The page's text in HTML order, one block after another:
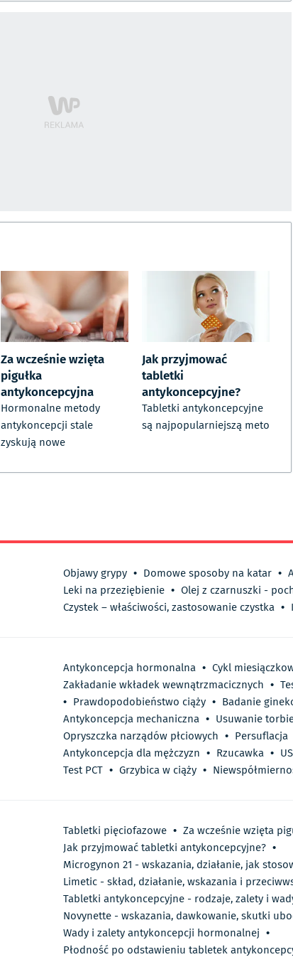
Za wcześnie wzięta
pigułka
antykoncepcyjna
Hormonalne metody
antykoncepcji stale
zyskują nowe
Jak przyjmować
tabletki
antykoncepcyjne?
Tabletki antykoncepcyjne
są najpopularniejszą meto
Objawy grypy • Domowe sposoby na katar •
Leki na przeziębienie • Olej z czarnuszki -
Czystek – właściwości, zastosowanie czystka •
Antykoncepcja hormonalna • Cykl
Zakładanie wkładek wewnątrzmacicznych •
• Prawdopodobieństwo ciąży • Badanie
Antykoncepcja mechaniczna • Usuwanie
Opryszczka narządów płciowych • Persuflacja
Antykoncepcja dla mężczyzn • Rzucawka •
Test PCT • Grzybica w ciąży •
Tabletki pięciofazowe • Za wcześnie wzięta
Jak przyjmować tabletki antykoncepcyjne? •
Microgynon 21 - wskazania, działanie, jak
Limetic - skład, działanie, wskazania i
Tabletki antykoncepcyjne - rodzaje, zalety i
Novynette - wskazania, dawkowanie, skutki
Wady i zalety antykoncepcji hormonalnej •
Płodność po odstawieniu tabletek